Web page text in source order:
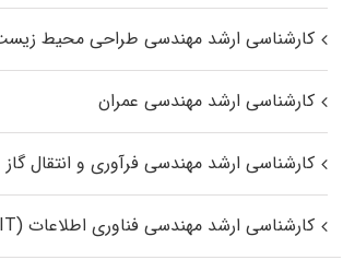
کارشناسی ارشد مهندسی طراحی محیط
کارشناسی ارشد مهندسی عمران
کارشناسی ارشد مهندسی فرآوری و انتقال گاز
کارشناسی ارشد مهندسی فناوری اطلاعات (IT)